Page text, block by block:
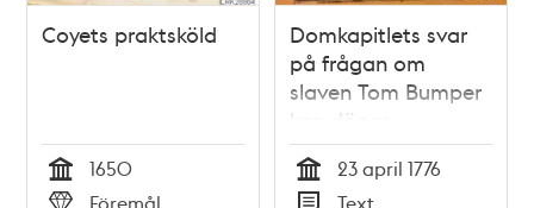
Coyets praktsköld
Tid
1650
Föremål
Domkapitlets svar
på frågan om
slaven Tom Bumper
kan döpas
Tid
23 april 1776
Text